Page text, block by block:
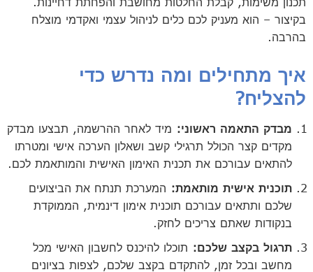
בקיצור – הוא מעניק לכם כלים לניהול עצמי ואקדמי מוצלח
בהרבה.
איך מתחילים ומה נדרש כדי
להצליח?
מבדק התאמה ראשוני: מיד לאחר ההרשמה, תבצעו מבדק
מקדים קצר הכולל תרגילי קשב ושאלון הערכה אישי ומטרתו
להתאים עבורכם את תכנית האימון האישית והמותאמת לכם.
תוכנית אישית מותאמת: המערכת תנתח את הביצועים
שלכם ותתאים עבורכם תוכנית אימון דינמית, הממוקדת
בנקודות שאתם צריכים לחזק.
תרגול בקצב שלכם: תוכלו להיכנס לחשבון האישי מכל
מחשב ובכל זמן, להתקדם בקצב שלכם, לצפות בציונים